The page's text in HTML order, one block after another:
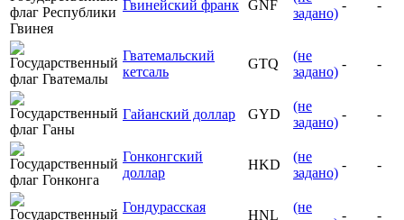
Гвинейский франк GNF
задано)
- -
Гватемальский
кетсаль
GTQ
(не
задано)
- -
Гайанский доллар GYD
(не
задано)
- -
Гонконгский
доллар
HKD
(не
задано)
- -
Гондурасская
HNL
(не
- -